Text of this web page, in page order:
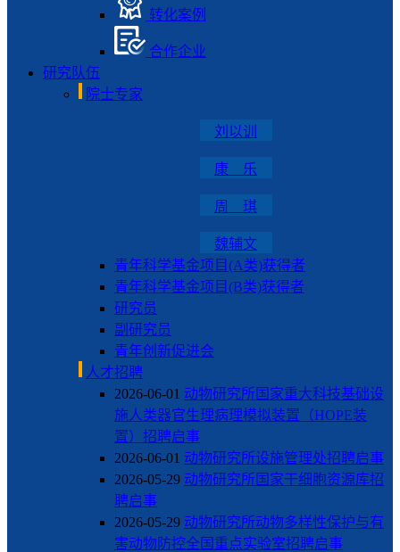
转化案例
合作企业
研究队伍
院士专家
刘以训
康 乐
周 琪
魏辅文
青年科学基金项目(A类)获得者
青年科学基金项目(B类)获得者
研究员
副研究员
青年创新促进会
人才招聘
2026-06-01 动物研究所国家重大科技基础设
施人类器官生理病理模拟装置（HOPE装
置）招聘启事
2026-06-01 动物研究所设施管理处招聘启事
2026-05-29 动物研究所国家干细胞资源库招
聘启事
2026-05-29 动物研究所动物多样性保护与有
害动物防控全国重点实验室招聘启事